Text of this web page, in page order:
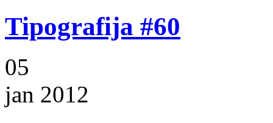
Tipografija #60
05
jan 2012